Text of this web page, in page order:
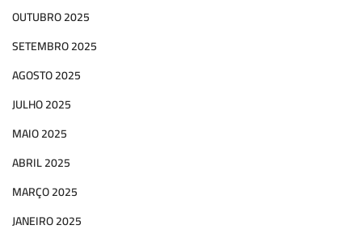
OUTUBRO 2025
SETEMBRO 2025
AGOSTO 2025
JULHO 2025
MAIO 2025
ABRIL 2025
MARÇO 2025
JANEIRO 2025